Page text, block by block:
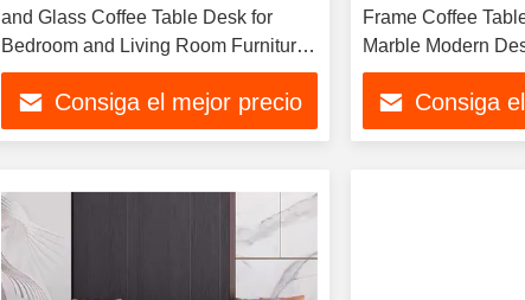
and Glass Coffee Table Desk for
Bedroom and Living Room Furniture
for Home Use
Consiga el mejor precio
Frame Coffee
Marble Modern
Coffee Table
Consiga